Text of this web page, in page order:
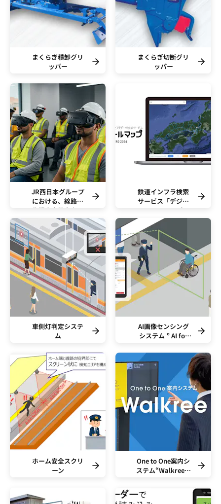
まくらぎ積卸グリ
ッパー
まくらぎ切断グリ
ッパー
JR西日本グループ
における、線路内
作業安全性向上の
ためのVRの活用
鉄道インフラ検索
サービス「デジタ
ルレールマップ」
車側灯判定システ
ム
AI画像センシング
システム ” AI for
System”のご紹介
ホーム安全スクリ
ーン
One to One案内シ
ステム“Walkree…